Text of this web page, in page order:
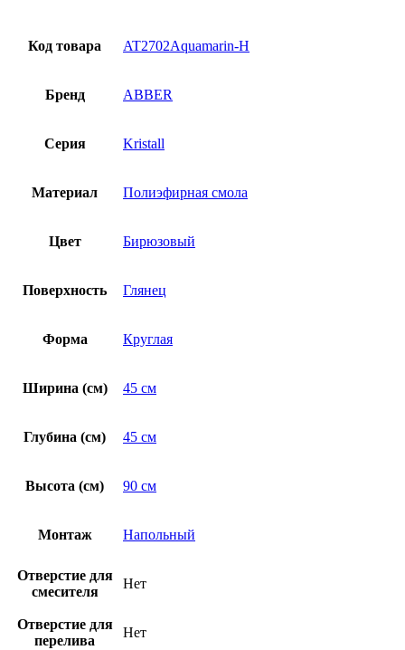
Код товара AT2702Aquamarin-H
Бренд ABBER
Серия Kristall
Материал Полиэфирная смола
Цвет Бирюзовый
Поверхность Глянец
Форма Круглая
Ширина (см) 45 см
Глубина (см) 45 см
Высота (см) 90 см
Монтаж Напольный
Отверстие для
смесителя
Нет
Отверстие для
перелива
Нет